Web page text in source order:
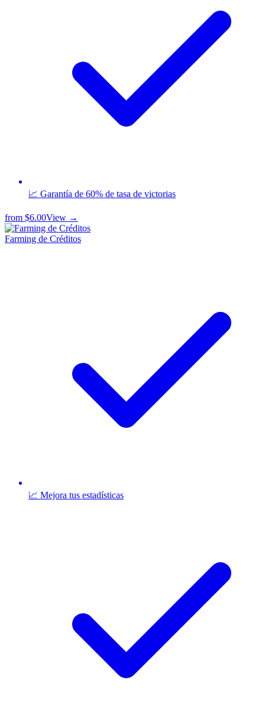
📈 Garantía de 60% de tasa de victorias
from $6.00View →
Farming de Créditos
📈 Mejora tus estadísticas